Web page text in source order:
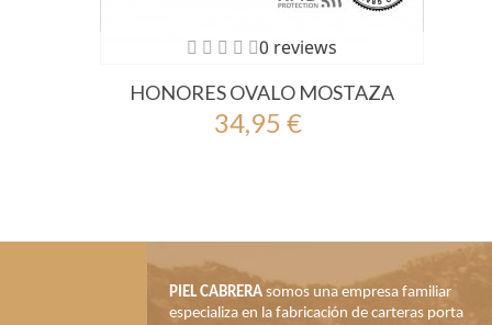
0 reviews
HONORES OVALO MOSTAZA
34,95 €
PIEL CABRERA somos una empresa familiar
especializa en la fabricación de carteras porta